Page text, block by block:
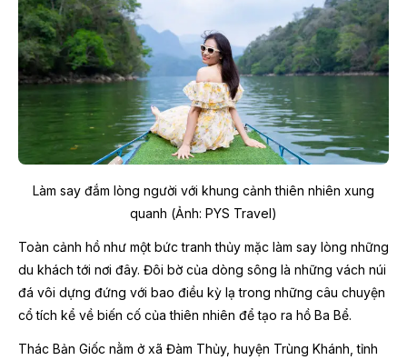
Làm say đắm lòng người với khung cảnh thiên nhiên xung
quanh (Ảnh: PYS Travel)
Toàn cảnh hồ như một bức tranh thủy mặc làm say lòng những
du khách tới nơi đây. Đôi bờ của dòng sông là những vách núi
đá vôi dựng đứng với bao điều kỳ lạ trong những câu chuyện
cổ tích kể về biến cố của thiên nhiên để tạo ra hồ Ba Bể.
Thác Bản Giốc nằm ở xã Đàm Thủy, huyện Trùng Khánh, tỉnh